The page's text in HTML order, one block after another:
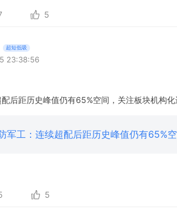
5
超短低吸
23:38:56
后距历史峰值仍有65%空间，关注板块机构
军工：连续超配后距历史峰值仍有65%
5